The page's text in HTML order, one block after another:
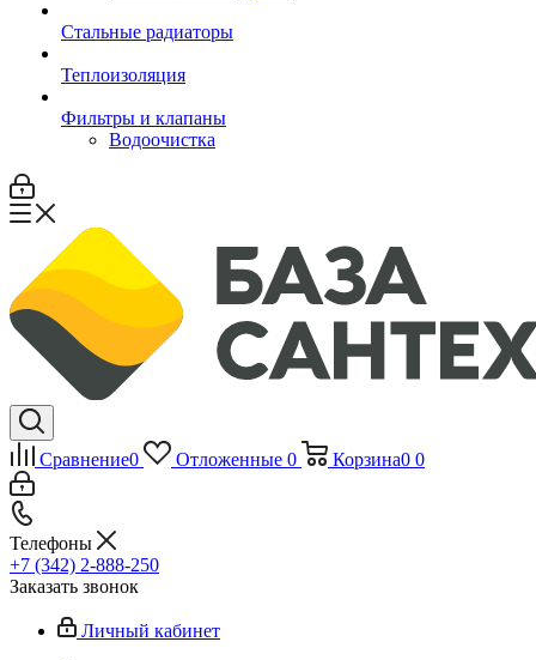
Стальные радиаторы
Теплоизоляция
Фильтры и клапаны
Водоочистка
Сравнение0 Отложенные 0 Корзина0 0
Телефоны
+7 (342) 2-888-250
Заказать звонок
Личный кабинет